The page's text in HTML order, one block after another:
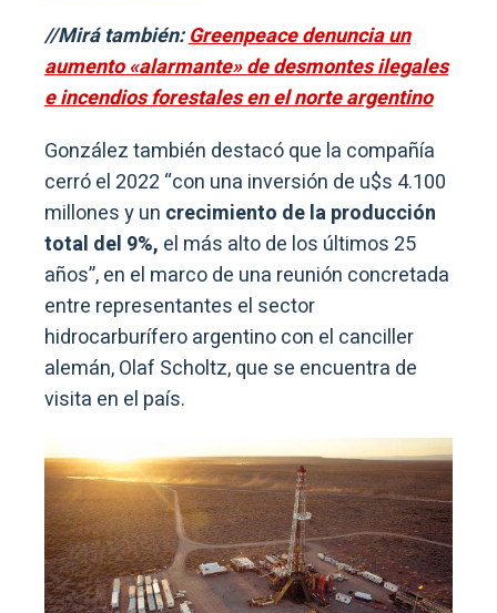
//Mirá también:Greenpeace denuncia un
aumento «alarmante» de desmontes ilegales
e incendios forestales en el norte argentino
González también destacó que la compañía
cerró el 2022 “con una inversión de u$s 4.100
millones y un crecimiento de la producción
total del 9%, el más alto de los últimos 25
años”, en el marco de una reunión concretada
entre representantes el sector
hidrocarburífero argentino con el canciller
alemán, Olaf Scholtz, que se encuentra de
visita en el país.